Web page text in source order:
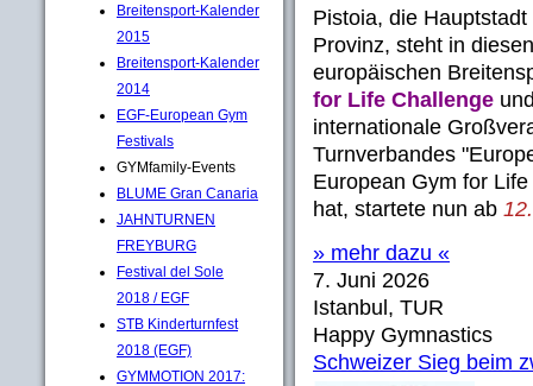
Breitensport-Kalender
2015
Breitensport-Kalender
2014
EGF-European Gym
Festivals
GYMfamily-Events
BLUME Gran Canaria
JAHNTURNEN
FREYBURG
Festival del Sole
2018 / EGF
STB Kinderturnfest
2018 (EGF)
GYMMOTION 2017:
Pistoia, die
Provinz, steht in
europäischen
for Life Challenge
internationale
Turnverbandes
European Gym for
hat, startete nun ab
» mehr dazu «
7. Juni 2026
Istanbul, TUR
Happy Gymnastics
Schweizer Sieg beim